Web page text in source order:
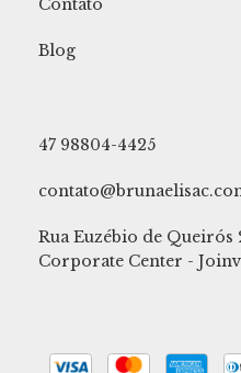
Blog
47 98804-4425
Rua Euzébio de Queirós
Corporate Center -